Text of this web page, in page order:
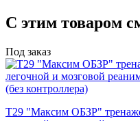
С этим товаром
Под заказ
Т29 "Максим ОБЗР"